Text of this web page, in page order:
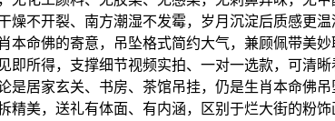
不开裂、南方潮湿不发霉，岁月沉淀后质感更
命佛的寄意，吊坠格式简约大气，兼顾佩带美
所得，支撑细节视频实拍、一对一选款，可清
居家玄关、书房、茶馆吊挂，仍是生肖本命佛
美，送礼有体面、有内涵，区别于烂大街的粉